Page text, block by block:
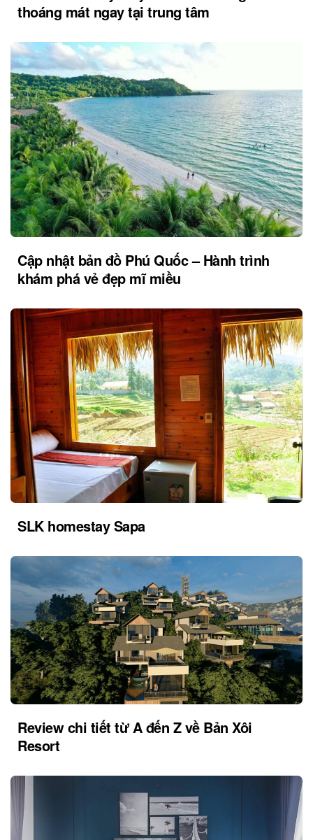
thoáng mát ngay tại trung tâm
Cập nhật bản đồ Phú Quốc – Hành trình
khám phá vẻ đẹp mĩ miều
SLK homestay Sapa
Review chi tiết từ A đến Z về Bản Xôi
Resort